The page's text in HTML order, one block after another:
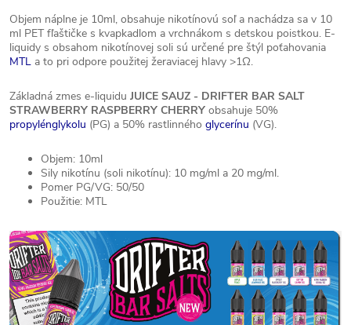
Objem náplne je 10ml, obsahuje nikotínovú soľ a nachádza sa v 10
ml PET fľaštičke s kvapkadlom a vrchnákom s detskou poistkou. E-
liquidy s obsahom nikotínovej soli sú určené pre štýl poťahovania
MTL a to pri odpore použitej žeraviacej hlavy >1Ω.
Základná zmes e-liquidu JUICE SAUZ - DRIFTER BAR SALT
STRAWBERRY RASPBERRY CHERRY obsahuje 50%
propylénglykolu (PG) a 50% rastlinného glycerínu (VG).
Objem: 10ml
Sily nikotínu (soli nikotínu): 10 mg/ml a 20 mg/ml.
Pomer PG/VG: 50/50
Použitie: MTL